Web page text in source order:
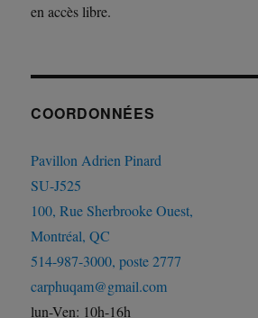
en accès libre.
COORDONNÉES
Pavillon Adrien Pinard
SU-J525
100, Rue Sherbrooke Ouest,
Montréal, QC
514-987-3000, poste 2777
carphuqam@gmail.com
lun-Ven: 10h-16h